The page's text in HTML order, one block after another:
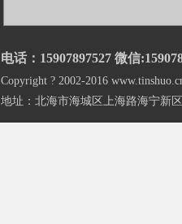
电话：15907897527 微信
Copyright ? 2002-2016
地址：北海市海城区上海路海宁新